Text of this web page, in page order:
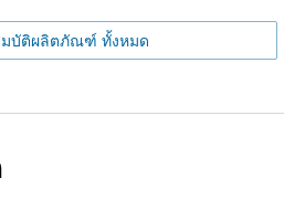
บัติผลิตภัณฑ์ ทั้งหมด